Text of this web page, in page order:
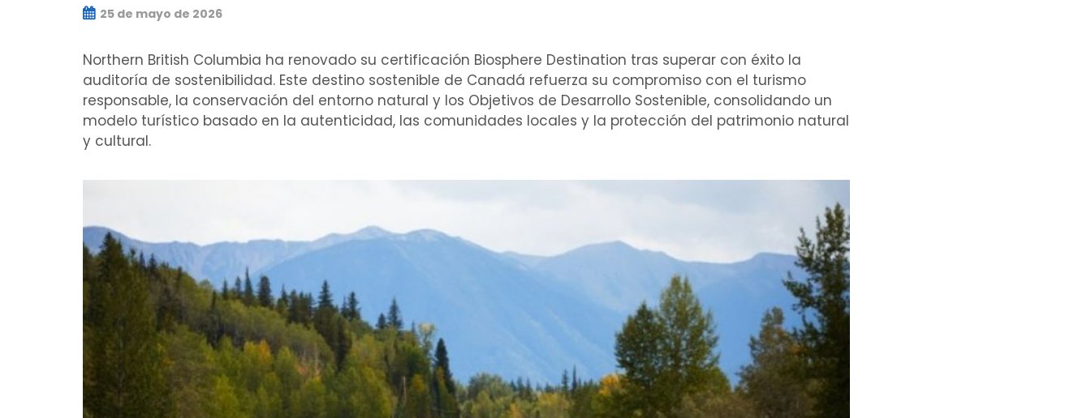
25 de mayo de 2026
Northern British Columbia ha renovado su certificación Biosphere Destination tras superar con éxito la
auditoría de sostenibilidad. Este destino sostenible de Canadá refuerza su compromiso con el turismo
responsable, la conservación del entorno natural y los Objetivos de Desarrollo Sostenible, consolidando un
modelo turístico basado en la autenticidad, las comunidades locales y la protección del patrimonio natural
y cultural.